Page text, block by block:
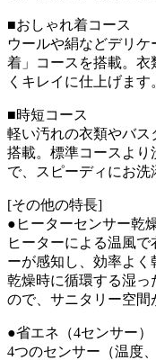
■おしゃれ着コース
ウールや絹などデリ
着」コースを搭載。衣
くキレイに仕上げます
■時短コース
軽い汚れの衣類やバ
搭載。標準コースよ
で、スピーディにお洗
[その他の特長]
●ヒーターセンサー乾
ヒーターによる温風
ーが感知し、効率よく
乾燥時に循環する湿っ
ので、サニタリー空間
●省エネ（4センサー）
4つのセンサー（温度